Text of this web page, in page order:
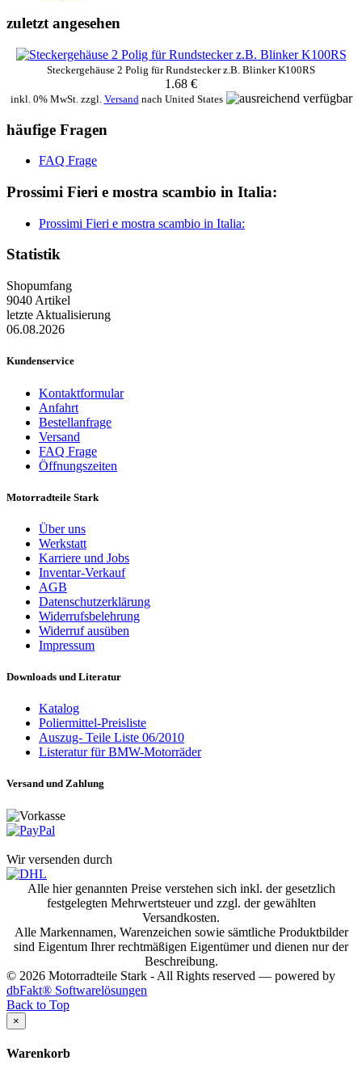
zuletzt angesehen
Steckergehäuse 2 Polig für Rundstecker z.B. Blinker K100RS
1.68 €
inkl. 0% MwSt. zzgl. Versand nach United States
häufige Fragen
FAQ Frage
Prossimi Fieri e mostra scambio in Italia:
Prossimi Fieri e mostra scambio in Italia:
Statistik
Shopumfang
9040 Artikel
letzte Aktualisierung
06.08.2026
Kundenservice
Kontaktformular
Anfahrt
Bestellanfrage
Versand
FAQ Frage
Öffnungszeiten
Motorradteile Stark
Über uns
Werkstatt
Karriere und Jobs
Inventar-Verkauf
AGB
Datenschutzerklärung
Widerrufsbelehrung
Widerruf ausüben
Impressum
Downloads und Literatur
Katalog
Poliermittel-Preisliste
Auszug- Teile Liste 06/2010
Listeratur für BMW-Motorräder
Versand und Zahlung
Wir versenden durch
Alle hier genannten Preise verstehen sich inkl. der gesetzlich
festgelegten Mehrwertsteuer und zzgl. der gewählten
Versandkosten.
Alle Markennamen, Warenzeichen sowie sämtliche Produktbilder
sind Eigentum Ihrer rechtmäßigen Eigentümer und dienen nur der
Beschreibung.
© 2026 Motorradteile Stark - All Rights reserved — powered by
dbFakt® Softwarelösungen
Back to Top
×
Warenkorb